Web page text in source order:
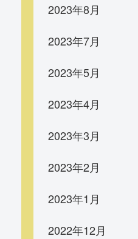
2023年8月
2023年7月
2023年5月
2023年4月
2023年3月
2023年2月
2023年1月
2022年12月